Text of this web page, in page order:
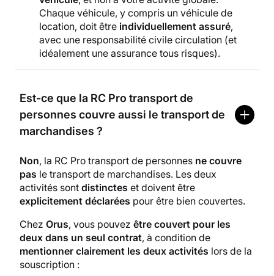
Chaque véhicule, y compris un véhicule de
location, doit être individuellement assuré,
avec une responsabilité civile circulation (et
idéalement une assurance tous risques).
Est-ce que la RC Pro transport de
personnes couvre aussi le transport de
marchandises ?
Non, la RC Pro transport de personnes ne couvre
pas le transport de marchandises. Les deux
activités sont distinctes et doivent être
explicitement déclarées pour être bien couvertes.
Chez Orus, vous pouvez être couvert pour les
deux dans un seul contrat, à condition de
mentionner clairement les deux activités lors de la
souscription :